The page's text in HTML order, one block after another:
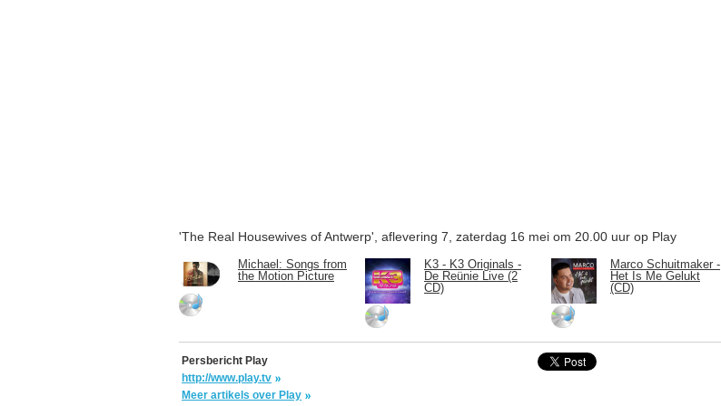
'The Real Housewives of Antwerp', aflevering 7, zaterdag 16 mei om 20.00 uur op Play
Michael: Songs from
the Motion Picture
K3 - K3 Originals -
De Reünie Live (2
CD)
Marco Schuitmaker -
Het Is Me Gelukt
(CD)
Persbericht Play
http://www.play.tv
Meer artikels over Play